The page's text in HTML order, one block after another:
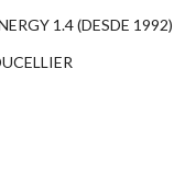
1.4 (DESDE 1992)